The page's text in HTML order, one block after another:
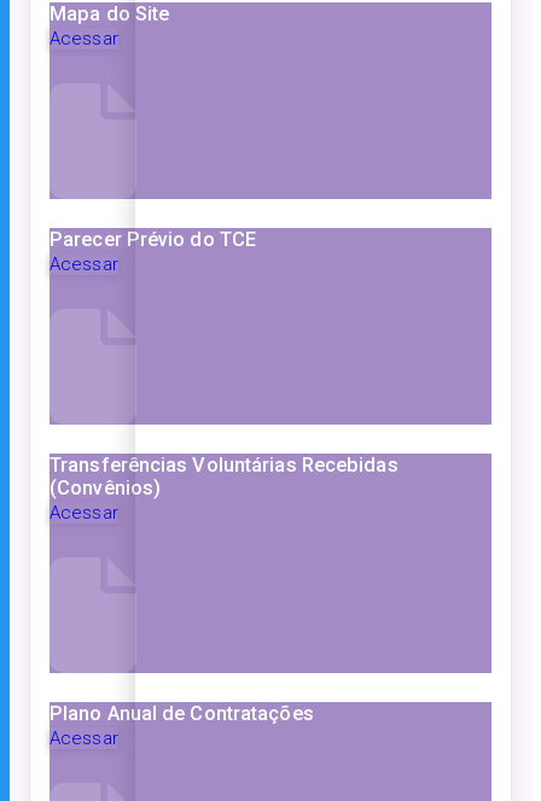
Mapa do Site
Acessar
Parecer Prévio do TCE
Acessar
Transferências Voluntárias Recebidas
(Convênios)
Acessar
Plano Anual de Contratações
Acessar